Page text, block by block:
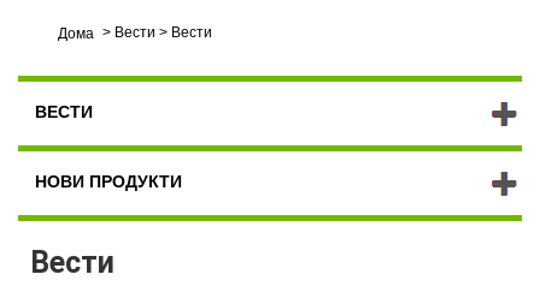
Дома > Вести > Вести
ВЕСТИ
НОВИ ПРОДУКТИ
Вести